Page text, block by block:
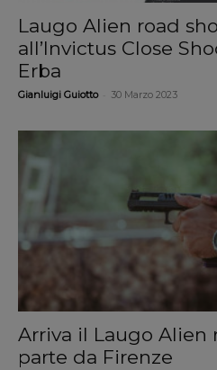
Laugo Alien road
all’Invictus Close
Erba
Gianluigi Guiotto 30 Marzo 2023
Arriva il Laugo Alien
parte da Firenze